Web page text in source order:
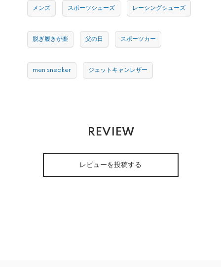
メンズ スポーツシューズ レーシングシューズ
脱ぎ履きが楽 父の日 スポーツカー
men sneaker ジェットキャンレザー
REVIEW
レビューを投稿する